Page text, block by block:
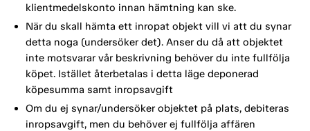
klientmedelskonto innan hämtning kan ske.
När du skall hämta ett inropat objekt vill vi att du synar
detta noga (undersöker det). Anser du då att objektet
inte motsvarar vår beskrivning behöver du inte fullfölja
köpet. Istället återbetalas i detta läge deponerad
köpesumma samt inropsavgift
Om du ej synar/undersöker objektet på plats, debiteras
inropsavgift, men du behöver ej fullfölja affären